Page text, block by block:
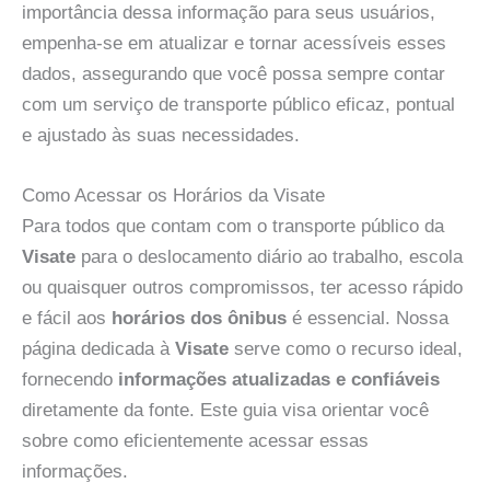
importância dessa informação para seus usuários,
empenha-se em atualizar e tornar acessíveis esses
dados, assegurando que você possa sempre contar
com um serviço de transporte público eficaz, pontual
e ajustado às suas necessidades.
Como Acessar os Horários da Visate
Para todos que contam com o transporte público da
Visate para o deslocamento diário ao trabalho, escola
ou quaisquer outros compromissos, ter acesso rápido
e fácil aos horários dos ônibus é essencial. Nossa
página dedicada à Visate serve como o recurso ideal,
fornecendo informações atualizadas e confiáveis
diretamente da fonte. Este guia visa orientar você
sobre como eficientemente acessar essas
informações.